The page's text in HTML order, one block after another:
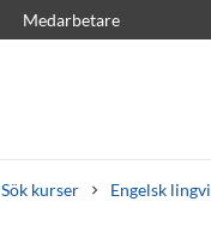
Medarbetare
Sök kurser Engelsk